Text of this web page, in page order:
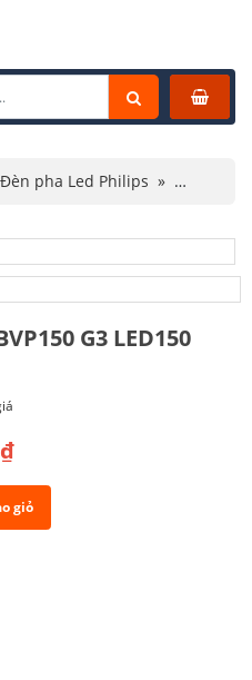
Đèn pha Led Philips »
G3 LED150
₫
giỏ